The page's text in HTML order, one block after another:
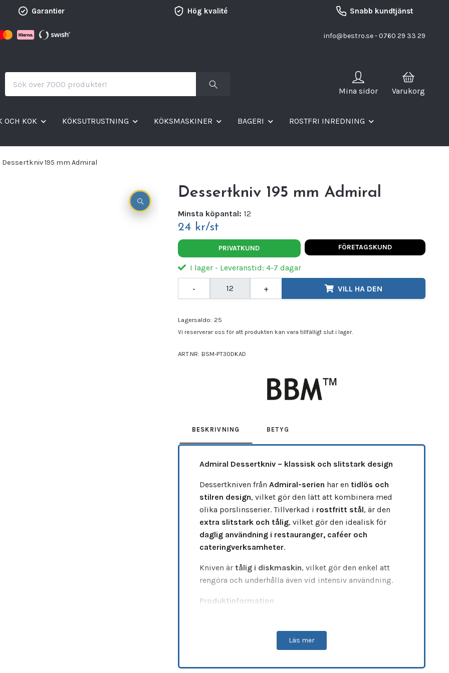
Garantier Hög kvalité Snabb kundtjänst
info@bestro.se- 0760 29 33 29
Mina sidor Varukorg
OCH KOK KÖKSUTRUSTNING KÖKSMASKINER BAGERI ROSTFRI INREDNING
Dessertkniv 195 mm Admiral
Dessertkniv 195 mm Admiral
Minsta köpantal: 12
24 kr/st
PRIVATKUND FÖRETAGSKUND
I lager - Leveranstid: 4-7 dagar
- + VILL HA DEN
Lagersaldo: 25
Vi reserverar oss för att produkten kan vara tillfälligt slut i lager.
ART.NR: BSM-PT30DKAD
BESKRIVNING BETYG
Admiral Dessertkniv – klassisk och slitstark design
Dessertkniven från Admiral-serien har en tidlös och
stilren design, vilket gör den lätt att kombinera med
olika porslinsserier. Tillverkad i rostfritt stål, är den
extra slitstark och tålig, vilket gör den idealisk för
daglig användning i restauranger, caféer och
cateringverksamheter.
Kniven är tålig i diskmaskin, vilket gör den enkel att
rengöra och underhålla även vid intensiv användning.
Produktinformation
Rostfritt stål
Läs mer